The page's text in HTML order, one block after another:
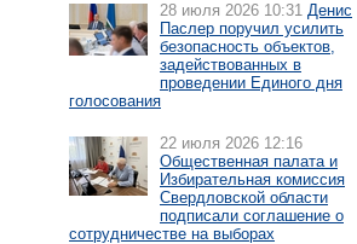
28 июля 2026 10:31 Денис
Паслер поручил усилить
безопасность объектов,
задействованных в
проведении Единого дня
голосования
22 июля 2026 12:16
Общественная палата и
Избирательная комиссия
Свердловской области
подписали соглашение о
сотрудничестве на выборах